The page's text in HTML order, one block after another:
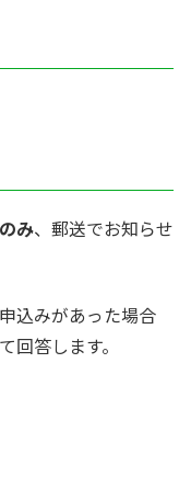
み、郵送でお知らせ
込みがあった場合
回答します。